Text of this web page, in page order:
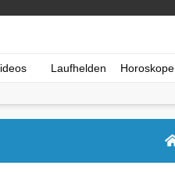
Laufhelden Horoskope